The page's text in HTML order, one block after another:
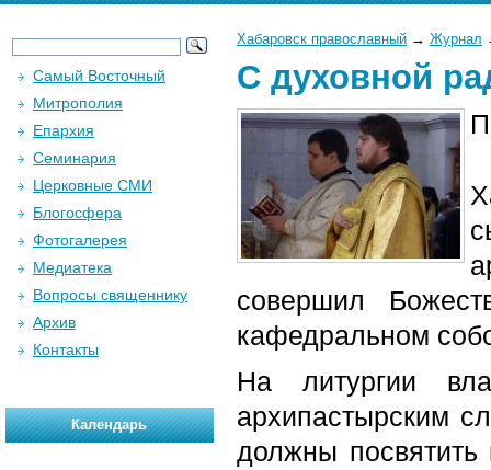
Хабаровск православный → Журнал
С духовной
совершил
кафедральном
На литургии
архипастырским
должны
Самый Восточный
Митрополия
Епархия
Семинария
Церковные СМИ
Блогосфера
Фотогалерея
Медиатека
Вопросы священнику
Архив
Контакты
Календарь